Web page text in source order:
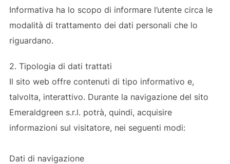
Informativa ha lo scopo di informare l’utente circa le
modalità di trattamento dei dati personali che lo
riguardano.
2. Tipologia di dati trattati
Il sito web offre contenuti di tipo informativo e,
talvolta, interattivo. Durante la navigazione del sito
Emeraldgreen s.r.l. potrà, quindi, acquisire
informazioni sul visitatore, nei seguenti modi:
Dati di navigazione